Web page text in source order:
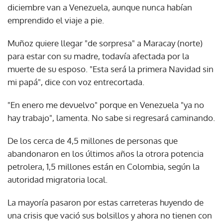
diciembre van a Venezuela, aunque nunca habían
emprendido el viaje a pie.
Muñoz quiere llegar "de sorpresa" a Maracay (norte)
para estar con su madre, todavía afectada por la
muerte de su esposo. "Esta será la primera Navidad sin
mi papá", dice con voz entrecortada.
"En enero me devuelvo" porque en Venezuela "ya no
hay trabajo", lamenta. No sabe si regresará caminando.
De los cerca de 4,5 millones de personas que
abandonaron en los últimos años la otrora potencia
petrolera, 1,5 millones están en Colombia, según la
autoridad migratoria local.
La mayoría pasaron por estas carreteras huyendo de
una crisis que vació sus bolsillos y ahora no tienen con